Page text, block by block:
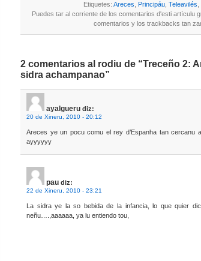
Etiquetes: Areces Principáu Teleavilés
Puedes tar al corriente de los comentarios d'esti artículu
comentarios y los trackbacks tan
2 comentarios al rodiu de “Treceño 2:
sidra achampanao”
ayalgueru diz:
20 de Xineru, 2010 - 20:12
Areces ye un pocu comu el rey d’Espanha tan cercanu
ayyyyyy
pau diz:
22 de Xineru, 2010 - 23:21
La sidra ye la so bebida de la infancia, lo que quier
neñu….,aaaaaa, ya lu entiendo tou,